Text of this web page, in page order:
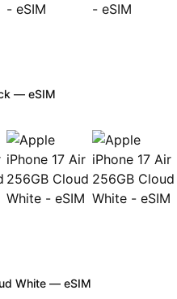
— eSIM
White — eSIM